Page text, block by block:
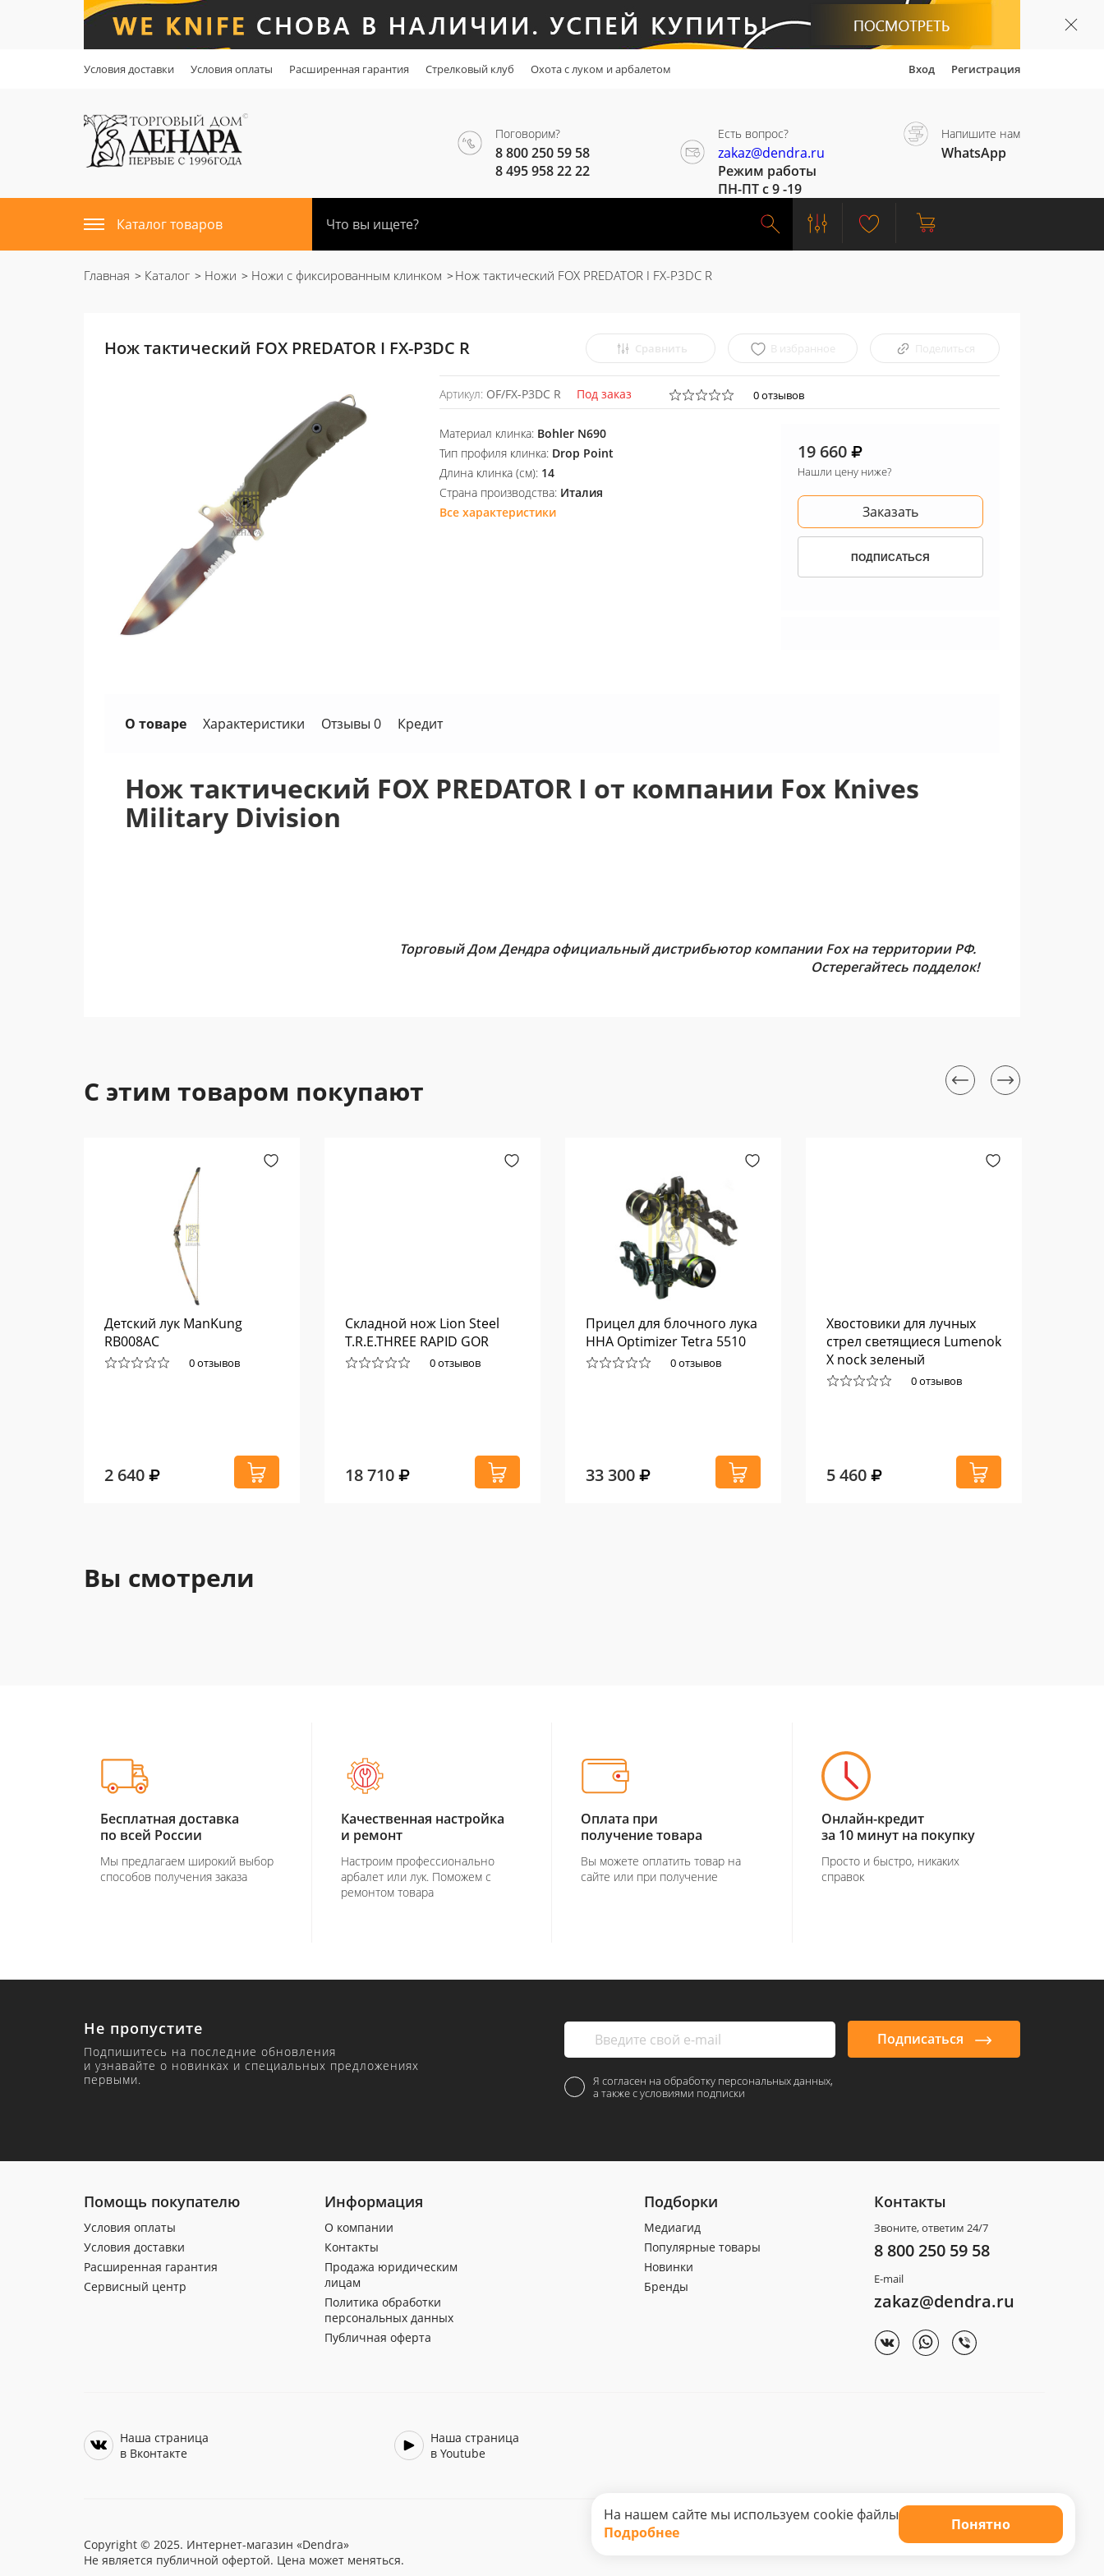
Условия доставки Условия оплаты Расширенная гарантия Стрелковый клуб Охота с луком и арбалетом Вход Регистрация
Поговорим?
8 800 250 59 58
8 495 958 22 22
Есть вопрос?
zakaz@dendra.ru
Режим работы
ПН-ПТ с 9 -19
Напишите нам
WhatsApp
Каталог товаров
Главная Каталог Ножи Ножи с фиксированным клинком Нож тактический FOX PREDATOR I FX-P3DC R
Нож тактический FOX PREDATOR I FX-P3DC R Сравнить В избранное Поделиться
Артикул: OF/FX-P3DC R Под заказ 0 отзывов
Материал клинка: Bohler N690
Тип профиля клинка: Drop Point
Длина клинка (см): 14
Страна производства: Италия
Все характеристики
19 660
Нашли цену ниже?
Заказать
ПОДПИСАТЬСЯ
О товаре Характеристики Отзывы 0 Кредит
Нож тактический FOX PREDATOR I от компании Fox Knives
Military Division
Торговый Дом Дендра официальный дистрибьютор компании Fox на территории РФ.
Остерегайтесь подделок!
С этим товаром покупают
Детский лук ManKung
RB008AC
0 отзывов
2 640
Складной нож Lion Steel
T.R.E.THREE RAPID GOR
0 отзывов
18 710
Прицел для блочного лука
HHA Optimizer Tetra 5510
0 отзывов
33 300
Хвостовики для лучных
стрел светящиеся Lumenok
X nock зеленый
0 отзывов
5 460
Вы смотрели
Бесплатная доставка
по всей России
Мы предлагаем широкий выбор
способов получения заказа
Качественная настройка
и ремонт
Настроим профессионально
арбалет или лук. Поможем с
ремонтом товара
Оплата при
получение товара
Вы можете оплатить товар на
сайте или при получение
Онлайн-кредит
за 10 минут на покупку
Просто и быстро, никаких
справок
Не пропустите
Подпишитесь на последние обновления
и узнавайте о новинках и специальных предложениях
первыми.
Подписаться
Я согласен на обработку персональных данных,
а также с условиями подписки
Помощь покупателю
Условия оплаты
Условия доставки
Расширенная гарантия
Сервисный центр
Информация
О компании
Контакты
Продажа юридическим
лицам
Политика обработки
персональных данных
Публичная оферта
Подборки
Медиагид
Популярные товары
Новинки
Бренды
Контакты
Звоните, ответим 24/7
8 800 250 59 58
E-mail
zakaz@dendra.ru
Наша страница
в Вконтакте
Наша страница
в Youtube
Copyright © 2025. Интернет-магазин «Dendra»
Не является публичной офертой. Цена может меняться.
На нашем сайте мы используем cookie файлы
Подробнее
Понятно